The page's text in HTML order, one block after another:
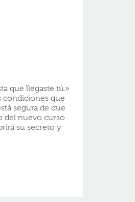
que llegaste tú.»
condiciones que
segura de que
del nuevo curso
su secreto y